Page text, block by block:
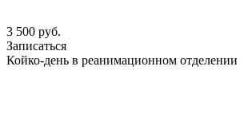
3 500 руб.
Записаться
Койко-день в реанимационном отделении